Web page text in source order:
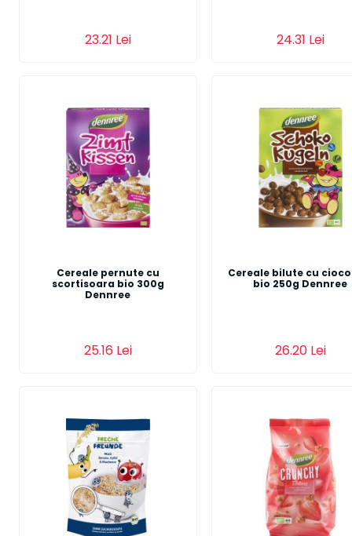
23.21 Lei 24.31 Lei
Cereale pernute cu
scortisoara bio 300g
Dennree
25.16 Lei
Cereale bilute cu
bio 250g Dennree
26.20 Lei